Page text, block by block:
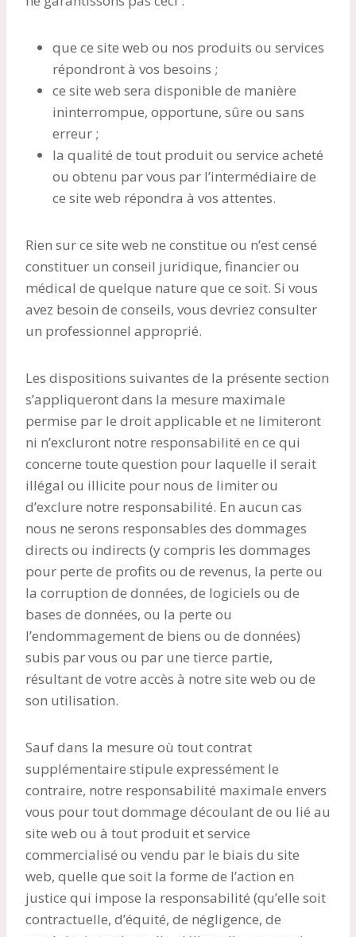
que ce site web ou nos produits ou services
répondront à vos besoins ;
ce site web sera disponible de manière
ininterrompue, opportune, sûre ou sans
erreur ;
la qualité de tout produit ou service acheté
ou obtenu par vous par l’intermédiaire de
ce site web répondra à vos attentes.
Rien sur ce site web ne constitue ou n’est censé
constituer un conseil juridique, financier ou
médical de quelque nature que ce soit. Si vous
avez besoin de conseils, vous devriez consulter
un professionnel approprié.
Les dispositions suivantes de la présente section
s’appliqueront dans la mesure maximale
permise par le droit applicable et ne limiteront
ni n’excluront notre responsabilité en ce qui
concerne toute question pour laquelle il serait
illégal ou illicite pour nous de limiter ou
d’exclure notre responsabilité. En aucun cas
nous ne serons responsables des dommages
directs ou indirects (y compris les dommages
pour perte de profits ou de revenus, la perte ou
la corruption de données, de logiciels ou de
bases de données, ou la perte ou
l’endommagement de biens ou de données)
subis par vous ou par une tierce partie,
résultant de votre accès à notre site web ou de
son utilisation.
Sauf dans la mesure où tout contrat
supplémentaire stipule expressément le
contraire, notre responsabilité maximale envers
vous pour tout dommage découlant de ou lié au
site web ou à tout produit et service
commercialisé ou vendu par le biais du site
web, quelle que soit la forme de l’action en
justice qui impose la responsabilité (qu’elle soit
contractuelle, d’équité, de négligence, de